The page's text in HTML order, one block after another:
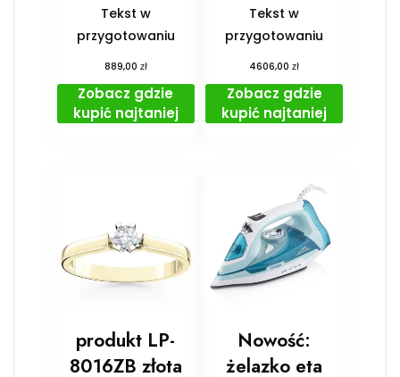
Tekst w
przygotowaniu
889,00 zł
Zobacz gdzie
kupić najtaniej
Tekst w
przygotowaniu
4606,00zł
Zobacz gdzie
kupić najtaniej
produkt LP-
8016ZB złota
Nowość:
żelazko eta